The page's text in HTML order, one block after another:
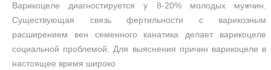
Варикоцеле диагностируется у 8-20% молодых мужчин.
Существующая связь фертильности с варикозным
расширением вен семенного канатика делает варикоцеле
социальной проблемой. Для выяснения причин варикоцеле в
настоящее время широко